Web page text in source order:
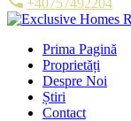
+40757492204
Prima Pagină
Proprietăți
Despre Noi
Știri
Contact